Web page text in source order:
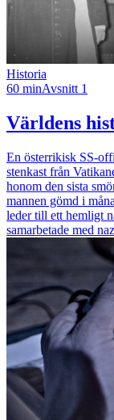
Historia
60 minAvsnitt 1
Världens
En österrikisk SS-
stenkast från
honom den sista
mannen gömd i
leder till ett hemligt
samarbetade med